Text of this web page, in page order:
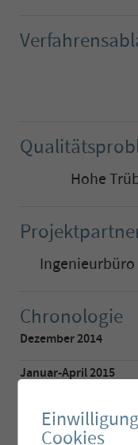
Hohe
Chronologie
Dezember 2014
Januar-April 2015
Juni 2015
Cookies